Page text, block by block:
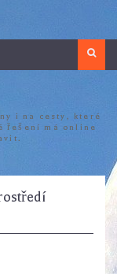
i na cesty, které
řešení má online